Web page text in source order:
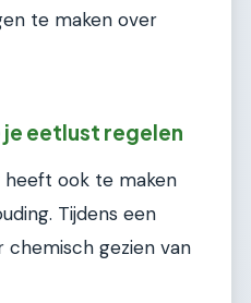
te maken over
je eetlust regelen
heeft ook te maken
Tijdens een
gezien van